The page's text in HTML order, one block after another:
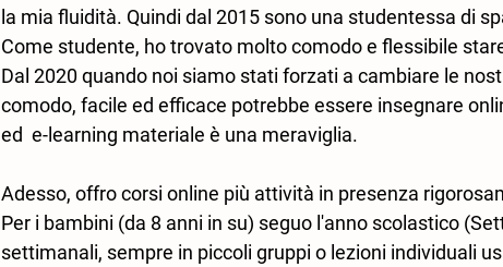
la mia fluidità. Quindi dal 2015 sono una studentessa di
Come studente, ho trovato molto comodo e flessibile
Dal 2020 quando noi siamo stati forzati a cambiare le
comodo, facile ed efficace potrebbe essere insegnare
ed  e-learning materiale è una meraviglia.
Adesso, offro corsi online più attività in presenza
Per i bambini (da 8 anni in su) seguo l'anno scolastico
settimanali, sempre in piccoli gruppi o lezioni individuali